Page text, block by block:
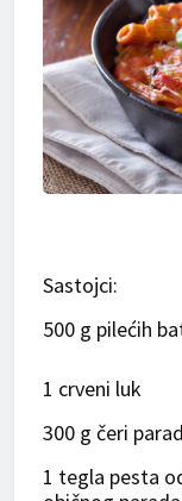
Sastojci:
500 g pilećih
1 crveni luk
300 g čeri
1 tegla pesta